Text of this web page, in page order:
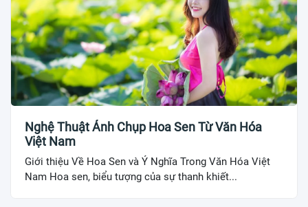
Nghệ Thuật Ảnh Chụp Hoa Sen Từ Văn Hóa
Việt Nam
Giới thiệu Về Hoa Sen và Ý Nghĩa Trong Văn Hóa Việt
Nam Hoa sen, biểu tượng của sự thanh khiết...